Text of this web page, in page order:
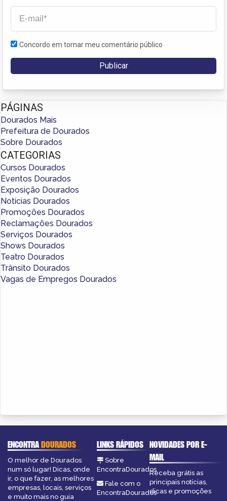
Concordo em tornar meu comentário público
PÁGINAS
Dourados Mais
Prefeitura de Dourados
Sobre Dourados
CATEGORIAS
Cursos Dourados
Eventos Dourados
Exposição Dourados
Notícias Dourados
Promoções Dourados
Reclamações Dourados
Serviços Dourados
Shows Dourados
Teatro Dourados
Trânsito Dourados
Vagas de Empregos Dourados
ENCONTRADOURADOS
O melhor de Dourados
num só lugar! Dicas, onde
ir, o que fazer, as melhores
empresas, locais, serviços
e muito mais no guia
LINKS RÁPIDOS
Sobre
EncontraDourados
Fale com o
EncontraDourados
NOVIDADES POR E-
MAIL
Receba grátis as
principais notícias,
dicas e promoções